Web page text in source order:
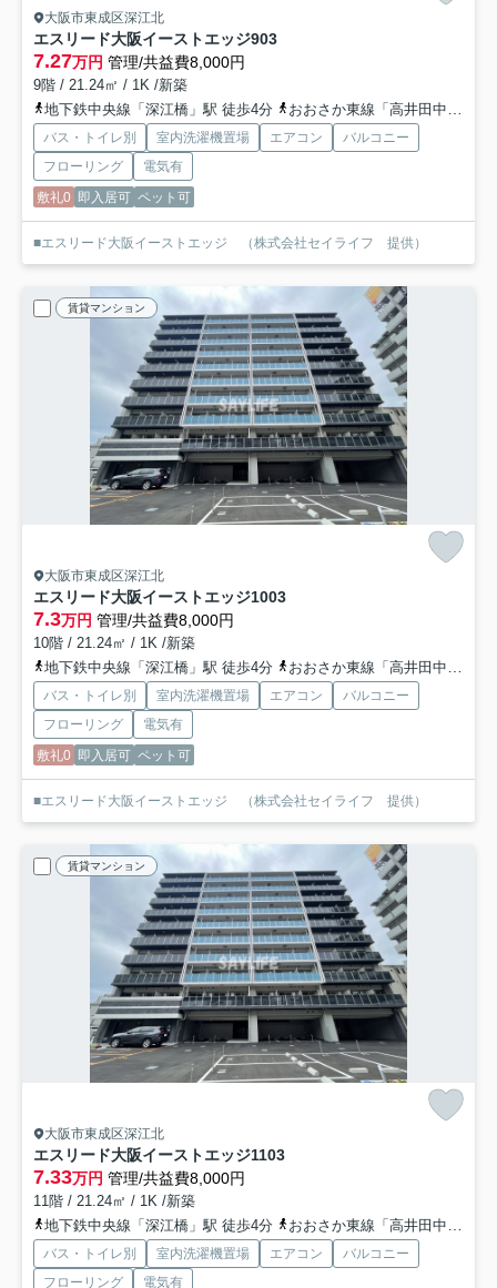
大阪市東成区深江北
エスリード大阪イーストエッジ903
7.27万円 管理/共益費8,000円
9階 / 21.24㎡ / 1K /新築
地下鉄中央線「深江橋」駅 徒歩4分
おおさか東線「高井田中央」駅 徒歩15分
バス・トイレ別 室内洗濯機置場 エアコン
バルコニー
フローリング
電気有
敷礼0 即入居可 ペット可
■エスリード大阪イーストエッジ （株式会社セイライフ 提供）
賃貸マンション
大阪市東成区深江北
エスリード大阪イーストエッジ1003
7.3万円 管理/共益費8,000円
10階 / 21.24㎡ / 1K /新築
地下鉄中央線「深江橋」駅 徒歩4分
おおさか東線「高井田中央」駅 徒歩15分
バス・トイレ別 室内洗濯機置場 エアコン
バルコニー
フローリング
電気有
敷礼0 即入居可 ペット可
■エスリード大阪イーストエッジ （株式会社セイライフ 提供）
賃貸マンション
大阪市東成区深江北
エスリード大阪イーストエッジ1103
7.33万円 管理/共益費8,000円
11階 / 21.24㎡ / 1K /新築
地下鉄中央線「深江橋」駅 徒歩4分
おおさか東線「高井田中央」駅 徒歩15分
バス・トイレ別 室内洗濯機置場 エアコン
バルコニー
フローリング
電気有